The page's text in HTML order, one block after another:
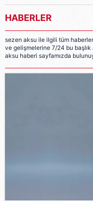
HABERLER
sezen aksu ile ilgili tüm
ve gelişmelerine 7/24 bu
aksu haberi sayfamızda